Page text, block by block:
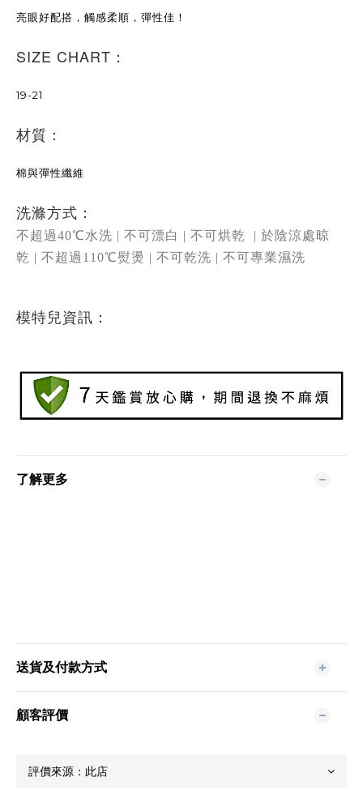
亮眼好配搭，觸感柔順，彈性佳！
SIZE CHART：
19-21
材質：
棉與彈性纖維
洗滌方式：
不超過40℃水洗 | 不可漂白 | 不可烘乾
| 於陰涼處晾
乾 | 不超過 110℃熨燙 | 不可乾洗 | 不可專業濕洗
模特兒資訊：
了解更多
送貨及付款方式
顧客評價